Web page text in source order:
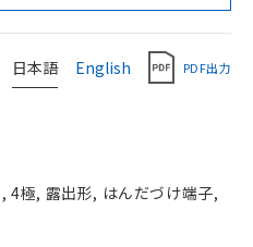
日本語 English PDF出力
4極, 露出形, はんだづけ端子,